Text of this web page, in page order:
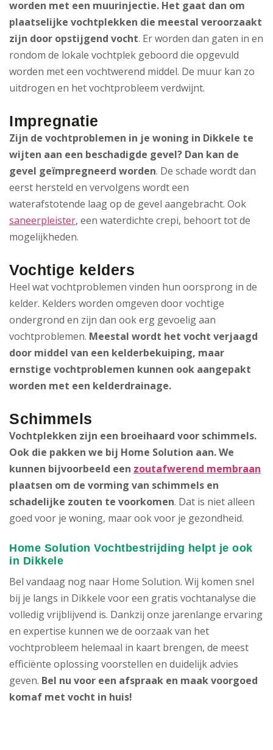
worden met een muurinjectie. Het gaat dan om
plaatselijke vochtplekken die meestal veroorzaakt
zijn door opstijgend vocht. Er worden dan gaten in en
rondom de lokale vochtplek geboord die opgevuld
worden met een vochtwerend middel. De muur kan zo
uitdrogen en het vochtprobleem verdwijnt.
Impregnatie
Zijn de vochtproblemen in je woning in Dikkele te
wijten aan een beschadigde gevel? Dan kan de
gevel geïmpregneerd worden. De schade wordt dan
eerst hersteld en vervolgens wordt een
waterafstotende laag op de gevel aangebracht. Ook
saneerpleister, een waterdichte crepi, behoort tot de
mogelijkheden.
Vochtige kelders
Heel wat vochtproblemen vinden hun oorsprong in de
kelder. Kelders worden omgeven door vochtige
ondergrond en zijn dan ook erg gevoelig aan
vochtproblemen. Meestal wordt het vocht verjaagd
door middel van een kelderbekuiping, maar
ernstige vochtproblemen kunnen ook aangepakt
worden met een kelderdrainage.
Schimmels
Vochtplekken zijn een broeihaard voor schimmels.
Ook die pakken we bij Home Solution aan. We
kunnen bijvoorbeeld een zoutafwerend membraan
plaatsen om de vorming van schimmels en
schadelijke zouten te voorkomen. Dat is niet alleen
goed voor je woning, maar ook voor je gezondheid.
Home Solution Vochtbestrijding helpt je ook
in Dikkele
Bel vandaag nog naar Home Solution. Wij komen snel
bij je langs in Dikkele voor een gratis vochtanalyse die
volledig vrijblijvend is. Dankzij onze jarenlange ervaring
en expertise kunnen we de oorzaak van het
vochtprobleem helemaal in kaart brengen, de meest
efficiënte oplossing voorstellen en duidelijk advies
geven. Bel nu voor een afspraak en maak voorgoed
komaf met vocht in huis!